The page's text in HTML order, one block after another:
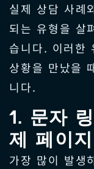
실제 상담 사례
되는 유형을 살
습니다. 이러한
상황을 만났을
니다.
1. 문자
제 페이지
가장 많이 발생